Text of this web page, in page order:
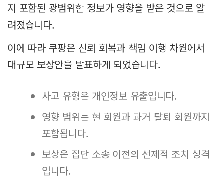
지 포함된 광범위한 정보가 영향을 받은 것으로 알
려졌습니다.
이에 따라 쿠팡은 신뢰 회복과 책임 이행 차원에서
대규모 보상안을 발표하게 되었습니다.
사고 유형은 개인정보 유출입니다.
영향 범위는 현 회원과 과거 탈퇴 회원까지
포함됩니다.
보상은 집단 소송 이전의 선제적 조치 성격
입니다.